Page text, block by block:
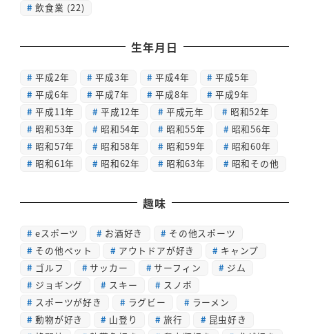
飲食業 (22)
生年月日
平成2年 平成3年 平成4年
平成5年
平成6年
平成7年 平成8年
平成9年
平成11年
平成12年 平成元年
昭和52年
昭和53年
昭和54年 昭和55年
昭和56年
昭和57年
昭和58年 昭和59年
昭和60年
昭和61年
昭和62年 昭和63年 昭和その他
趣味
eスポーツ お酒好き
その他スポーツ
その他ペット
アウトドアが好き
キャンプ
ゴルフ
サッカー サーフィン
ジム
ジョギング
スキー
スノボ
スポーツが好き
ラグビー
ラーメン
動物が好き
山登り 旅行
昆虫好き